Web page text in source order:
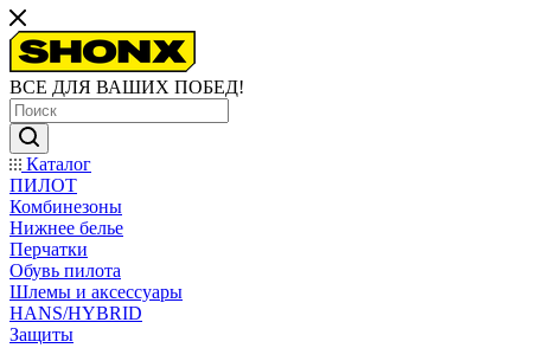
ВСЕ ДЛЯ ВАШИХ ПОБЕД!
Каталог
ПИЛОТ
Комбинезоны
Нижнее белье
Перчатки
Обувь пилота
Шлемы и аксессуары
HANS/HYBRID
Защиты